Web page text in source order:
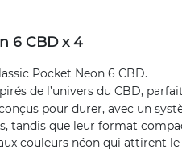
6 CBD x 4
Pocket Neon 6 CBD.
de l’univers du CBD,
pour durer, avec un
que leur format
couleurs néon qui attirent le